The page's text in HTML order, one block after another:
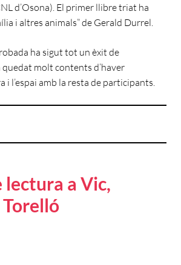
d’Osona). El primer llibre triat ha
i altres animals” de Gerald Durrel.
ha sigut tot un èxit de
molt contents d’haver
l’espai amb la resta de participants.
lectura a Vic,